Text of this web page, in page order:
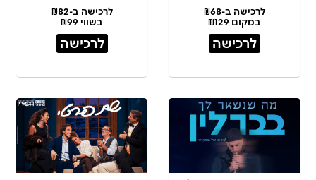
לרכישה ב-₪68
במקום ₪129
לרכישה
לרכישה ב-₪82
בשווי ₪99
לרכישה